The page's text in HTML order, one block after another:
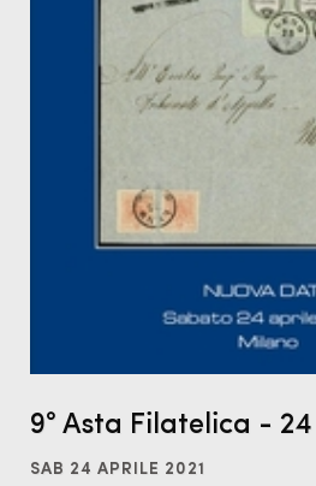
9° Asta Filatelica -
SAB 24 APRILE 2021